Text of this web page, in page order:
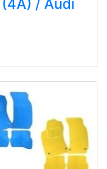
/ Audi